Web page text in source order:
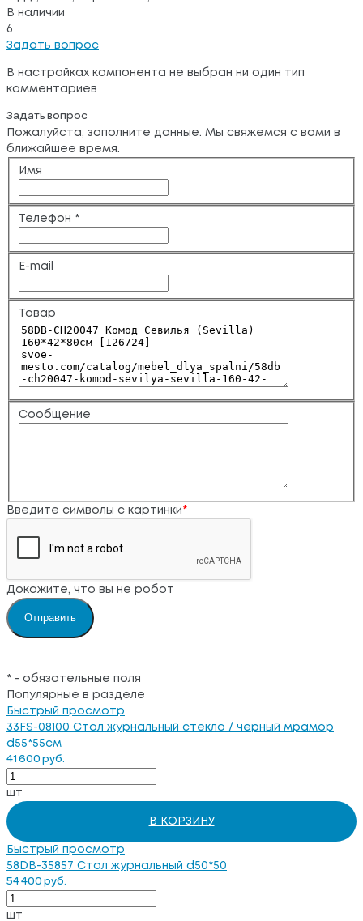
В наличии
6
Задать вопрос
В настройках компонента не выбран ни один тип
комментариев
Задать вопрос
Пожалуйста, заполните данные. Мы свяжемся с вами в
ближайшее время.
Имя
Телефон *
E-mail
Товар
Сообщение
Введите символы с картинки*
Докажите, что вы не робот
* - обязательные поля
Популярные в разделе
Быстрый просмотр
33FS-08100 Стол журнальный стекло / черный мрамор
d55*55см
41 600 руб.
шт
В КОРЗИНУ
Быстрый просмотр
58DB-35857 Стол журнальный d50*50
54 400 руб.
шт